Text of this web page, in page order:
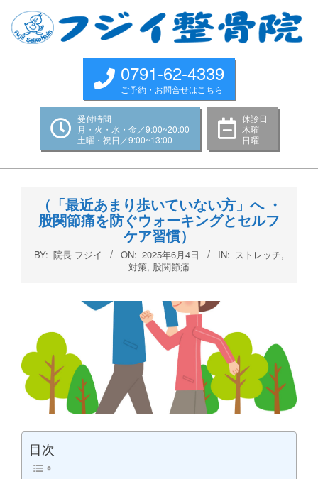
content
0791-62-4339
ご予約・お問合せはこちら
受付時間
月・火・水・金／9:00~20:00
土曜・祝日／9:00~13:00
休診日
木曜
日曜
（「最近あまり歩いていない方」へ ・
股関節痛を防ぐウォーキングとセルフ
ケア習慣）
BY: 院長 フジイ ON: 2025年6月4日 IN: ストレッチ,
対策, 股関節痛
目次